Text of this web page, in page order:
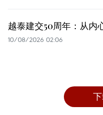
越泰建交50周年：从内
10/08/2026 02:06